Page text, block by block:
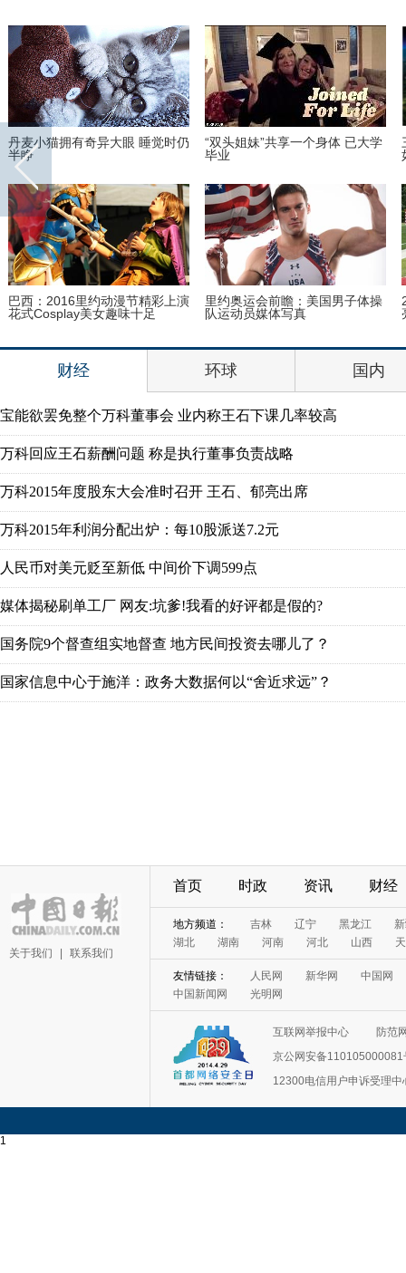
时仍
“双头姐妹”共享一个身体 已大学
三万英尺高空下的地球 没想
上演
里约奥运会前瞻：美国男子体操
队运动员媒体写真
2016里约奥运会和残奥会吉
亮相
财经 环球 国内
宝能欲罢免整个万科董事会 业内称王石下课几率较高
万科回应王石薪酬问题 称是执行董事负责战略
万科2015年度股东大会准时召开 王石、郁亮出席
万科2015年利润分配出炉：每10股派送7.2元
人民币对美元贬至新低 中间价下调599点
媒体揭秘刷单工厂 网友:坑爹!我看的好评都是假的?
国务院9个督查组实地督查 地方民间投资去哪儿了？
国家信息中心于施洋：政务大数据何以“舍近求远”？
关于我们 联系我们
首页 时政 资讯 财经
地方频道： 吉林 辽宁 黑龙江
湖北
湖南 河南 河北 山西
友情链接： 人民网 新华网
中国网
中国新闻网
光明网
互联网举报中心
防范
京公网安备110105000081
12300电信用户申诉受理中
1